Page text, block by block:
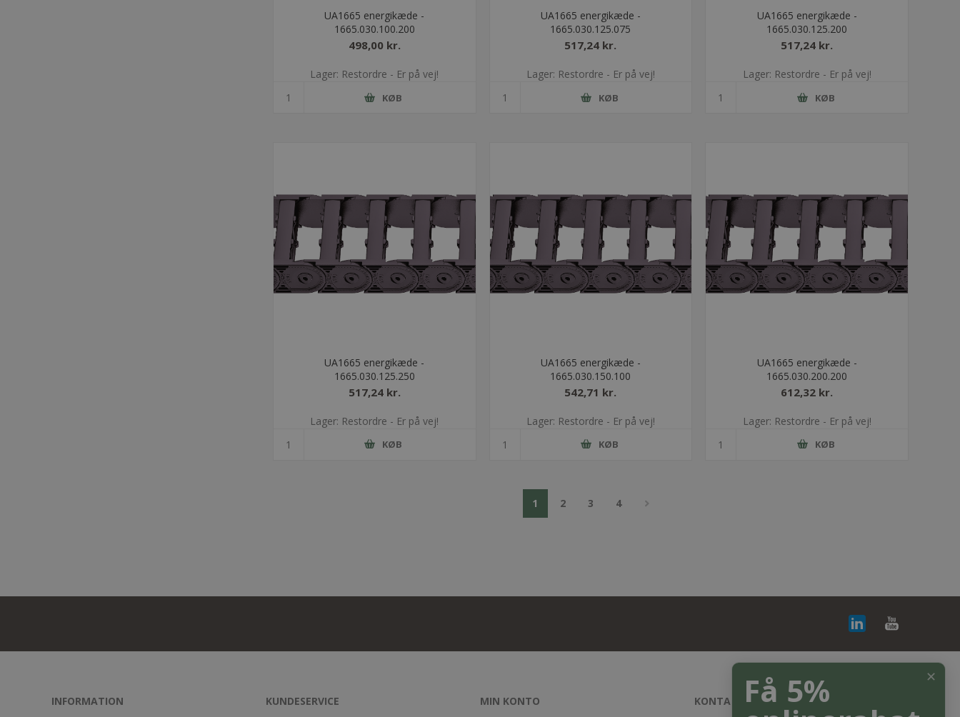
UA1665 energikæde -
1665.030.100.200
498,00 kr.
Lager: Restordre - Er på vej!
KØB
UA1665 energikæde -
1665.030.125.075
517,24 kr.
Lager: Restordre - Er på vej!
KØB
UA1665 energikæde -
1665.030.125.200
517,24 kr.
Lager: Restordre - Er på vej!
KØB
UA1665 energikæde -
1665.030.125.250
517,24 kr.
Lager: Restordre - Er på vej!
KØB
UA1665 energikæde -
1665.030.150.100
542,71 kr.
Lager: Restordre - Er på vej!
KØB
UA1665 energikæde -
1665.030.200.200
612,32 kr.
Lager: Restordre - Er på vej!
KØB
1 2 3 4
INFORMATION KUNDESERVICE MIN KONTO KONTAKT OS
✕
Få 5%